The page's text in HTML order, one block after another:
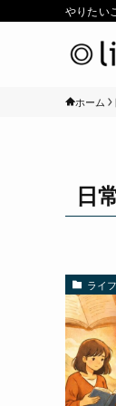
やりたい
ホーム
日
ライ